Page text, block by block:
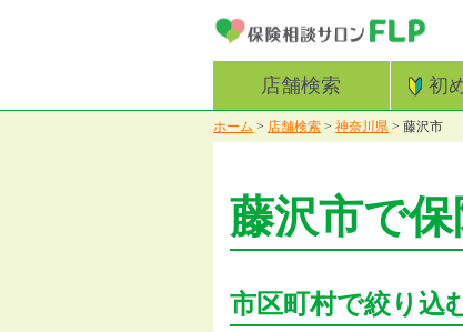
店舗検索 初
ホーム > 店舗検索 > 神奈川県 > 藤沢市
藤沢市で
市区町村で絞り込